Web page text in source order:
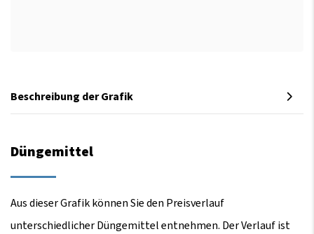
Beschreibung der Grafik
Düngemittel
Aus dieser Grafik können Sie den Preisverlauf
unterschiedlicher Düngemittel entnehmen. Der Verlauf ist